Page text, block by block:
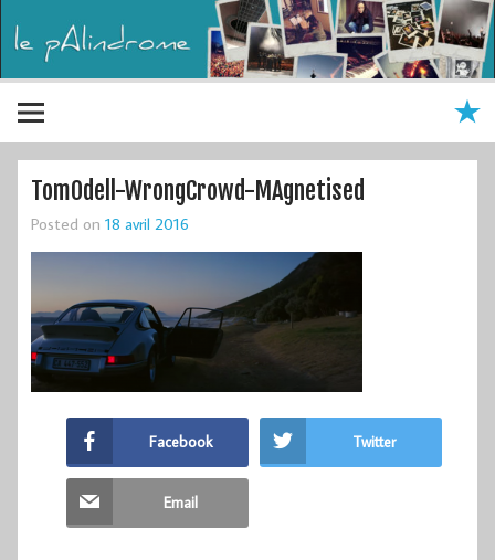
TomOdell-WrongCrowd-MAgnetised
Posted on 18 avril 2016
Facebook Twitter
Email